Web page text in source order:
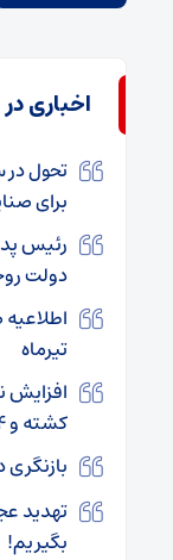
اخباری
تحول در
برای
رئیس
دولت
تیرماه
کشته و ۵۴۲۴ مجروح در ۷ روز
تهدید
بگیریم!